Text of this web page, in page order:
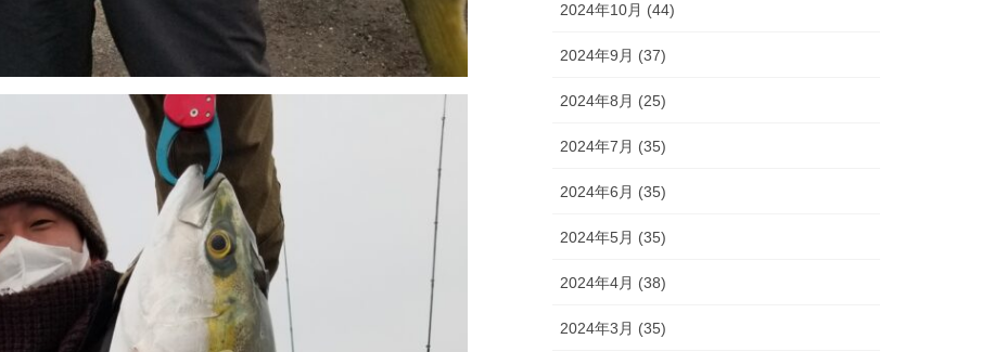
2024年10月 (44)
2024年9月 (37)
2024年8月 (25)
2024年7月 (35)
2024年6月 (35)
2024年5月 (35)
2024年4月 (38)
2024年3月 (35)